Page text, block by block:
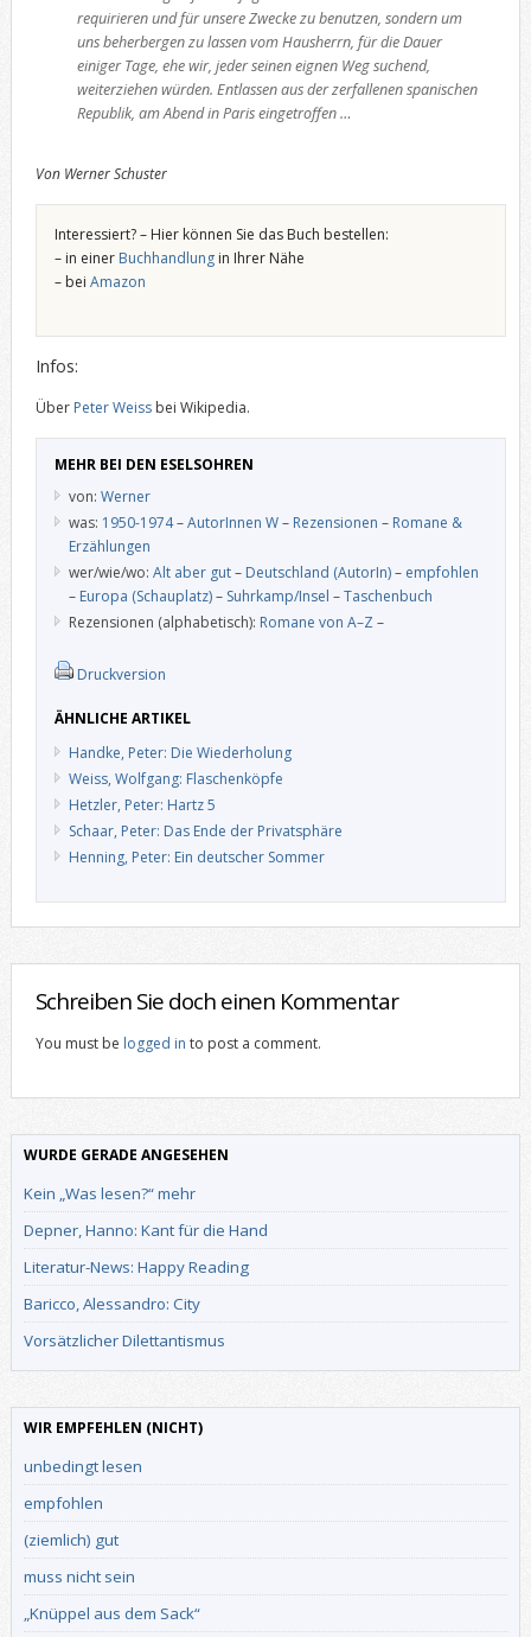
requirieren und für unsere Zwecke zu benutzen, sondern um
uns beherbergen zu lassen vom Hausherrn, für die Dauer
einiger Tage, ehe wir, jeder seinen eignen Weg suchend,
weiterziehen würden. Entlassen aus der zerfallenen spanischen
Republik, am Abend in Paris eingetroffen …
Von Werner Schuster
Interessiert? – Hier können Sie das Buch bestellen:
– in einer Buchhandlungin Ihrer Nähe
– bei Amazon
Infos:
Über Peter Weissbei Wikipedia.
MEHR BEI DEN ESELSOHREN
von: Werner
was: 1950-1974–AutorInnen W– Rezensionen – Romane &
Erzählungen
wer/wie/wo: Alt aber gut– Deutschland (AutorIn)– empfohlen
– Europa (Schauplatz)– Suhrkamp/Insel –Taschenbuch
Rezensionen (alphabetisch): Romane von A–Z –
Druckversion
ÄHNLICHE ARTIKEL
Handke, Peter: Die Wiederholung
Weiss, Wolfgang: Flaschenköpfe
Hetzler, Peter: Hartz 5
Schaar, Peter: Das Ende der Privatsphäre
Henning, Peter: Ein deutscher Sommer
Schreiben Sie doch einen Kommentar
You must be logged in to post a comment.
WURDE GERADE ANGESEHEN
Kein „Was lesen?“ mehr
Depner, Hanno: Kant für die Hand
Literatur-News: Happy Reading
Baricco, Alessandro: City
Vorsätzlicher Dilettantismus
WIR EMPFEHLEN (NICHT)
unbedingt lesen
empfohlen
(ziemlich) gut
muss nicht sein
„Knüppel aus dem Sack“